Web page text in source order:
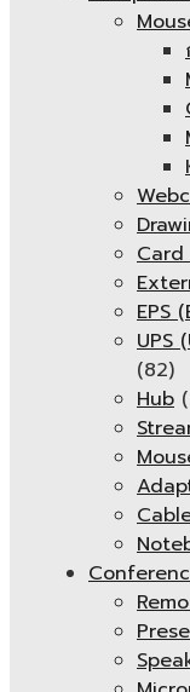
Card
EPS
UPS
(82)
Hub